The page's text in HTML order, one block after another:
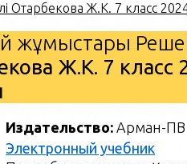
Отарбекова Ж.К. 7 класс
жұмыстары
Ж.К. 7 класс
Издательство:Арман-ПВ
Электронный учебник